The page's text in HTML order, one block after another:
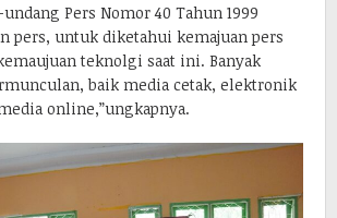
Pers Nomor 40 Tahun 1999
pers, untuk diketahui kemajuan pers
teknolgi saat ini. Banyak
baik media cetak, elektronik
online,”ungkapnya.